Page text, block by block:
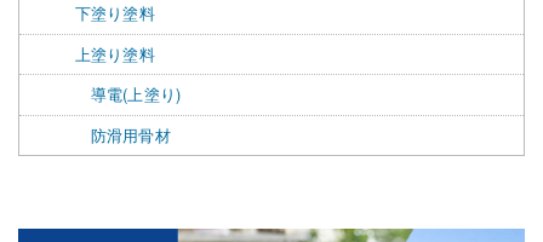
下塗り塗料
上塗り塗料
導電(上塗り)
防滑用骨材